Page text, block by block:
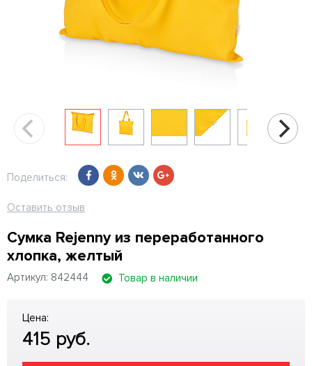
Поделиться:
Оставить отзыв
Сумка Rejenny из переработанного
хлопка, желтый
Артикул: 842444 Товар в наличии
Цена:
415 руб.